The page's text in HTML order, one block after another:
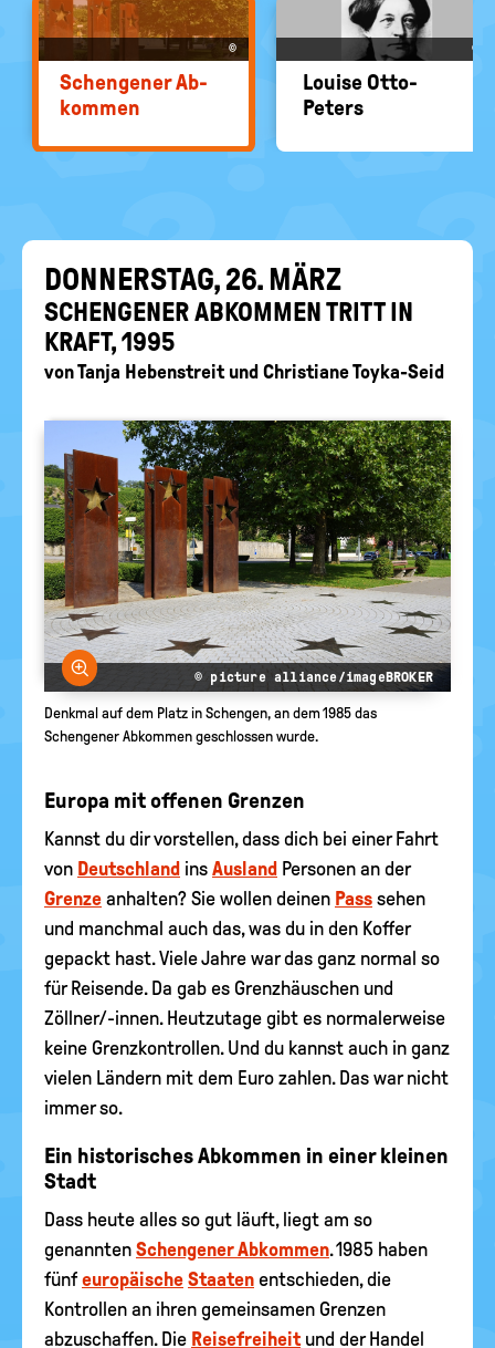
politische
Bildung
/
©
Schen­ge­ner Ab­
kom­men
©
Loui­se Otto-​
Peters
DON­NERS­TAG, 26. MÄRZ
SCHEN­GE­NER AB­KOM­MEN TRITT IN
KRAFT, 1995
vonTanja Hebenstreitund Christiane Toyka-Seid
Bild vergrößern
© picture alliance/imageBROKER
Denkmal auf dem Platz in Schengen, an dem 1985 das
Schengener Abkommen geschlossen wurde.
Europa mit offenen Grenzen
Kannst du dir vorstellen, dass dich bei einer Fahrt
von Deutschland ins Ausland Personen an der
Grenze anhalten? Sie wollen deinen Pass sehen
und manchmal auch das, was du in den Koffer
gepackt hast. Viele Jahre war das ganz normal so
für Reisende. Da gab es Grenzhäuschen und
Zöllner/-innen. Heutzutage gibt es normalerweise
keine Grenzkontrollen. Und du kannst auch in ganz
vielen Ländern mit dem Euro zahlen. Das war nicht
immer so.
Ein historisches Abkommen in einer kleinen
Stadt
Dass heute alles so gut läuft, liegt am so
genannten Schengener Abkommen. 1985 haben
fünfeuropäische Staaten entschieden, die
Kontrollen an ihren gemeinsamen Grenzen
abzuschaffen. Die Reisefreiheitund der Handel